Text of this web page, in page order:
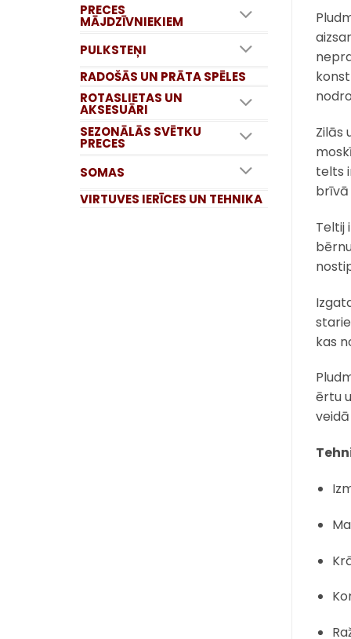
PRECES
MĀJDZĪVNIEKIEM
PULKSTEŅI
RADOŠĀS UN PRĀTA SPĒLES
ROTASLIETAS UN
AKSESUĀRI
SEZONĀLĀS SVĒTKU
PRECES
SOMAS
VIRTUVES IERĪCES UN TEHNIKA
Zilās
telts
brīvā
Teltij
kas
ērtu